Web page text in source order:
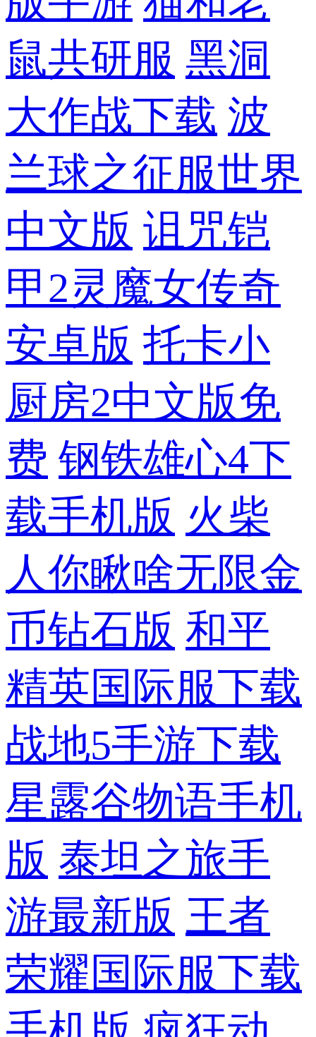
鼠共研服 黑洞
大作战下载 波
兰球之征服世界
中文版 诅咒铠
甲2灵魔女传奇
安卓版 托卡小
厨房2中文版免
费 钢铁雄心4下
载手机版 火柴
人你瞅啥无限金
币钻石版 和平
精英国际服下载
战地5手游下载
星露谷物语手机
版 泰坦之旅手
游最新版 王者
荣耀国际服下载